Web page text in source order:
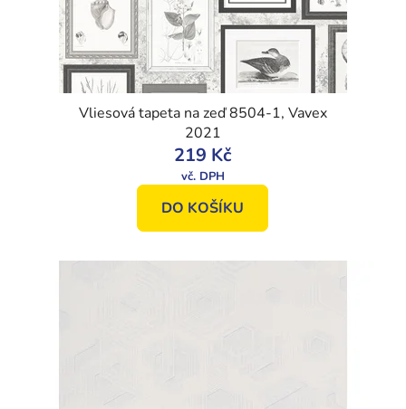
Vliesová tapeta na zeď 8504-1, Vavex
2021
219 Kč
DO KOŠÍKU